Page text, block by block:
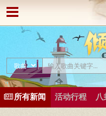
所有新闻 活动行程 八